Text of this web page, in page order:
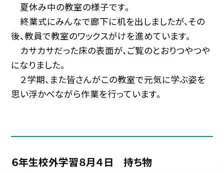
夏休み中の教室の様子です。
終業式にみんなで廊下に机を出しましたが、その
後、教員で教室のワックスがけを進めています。
カサカサだった床の表面が、ご覧のとおりつやつや
になりました。
２学期、また皆さんがこの教室で元気に学ぶ姿を
思い浮かべながら作業を行っています。
６年生校外学習８月４日 持ち物